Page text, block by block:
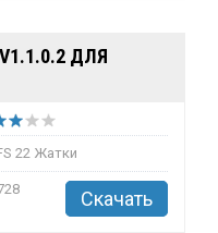
V1.1.0.2 ДЛЯ
22 Жатки
Скачать